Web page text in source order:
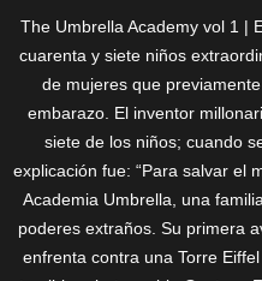
The Umbrella Academy vol 1 |
cuarenta y siete niños
de mujeres que
embarazo. El inventor
siete de los niños; cuando
explicación fue: “Para salvar el
Academia Umbrella, una
poderes extraños. Su primera
enfrenta contra una Torre